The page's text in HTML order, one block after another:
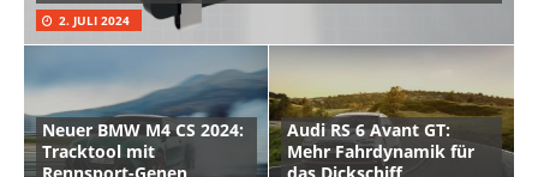
2. JULI 2024
Neuer BMW M4 CS 2024:
Tracktool mit
Rennsport-Genen
Audi RS 6 Avant GT:
Mehr Fahrdynamik für
das Dickschiff